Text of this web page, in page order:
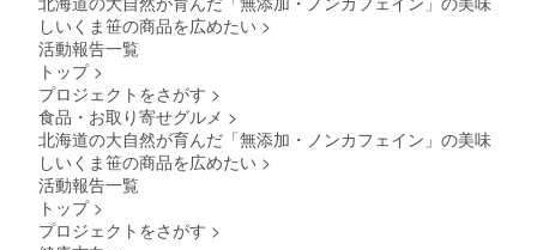
ます。
※「原材
ること
す。 保
存料・
ラベル
記入く
かかり
ます。
しいくま笹の商品を広めたい >
活動報告一覧
トップ >
プロジェクトをさがす >
食品・お取り寄せグルメ >
北海道の大自然が育んだ「無添加・ノンカフェイン」の美味
しいくま笹の商品を広めたい >
活動報告一覧
トップ >
プロジェクトをさがす >